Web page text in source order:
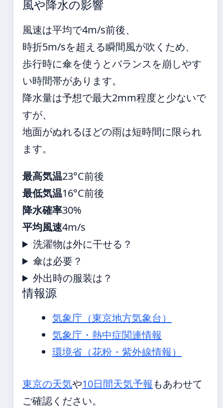
風や降水の影響
風速は平均で4m/s前後、
時折5m/sを超える瞬間風が吹くため、
歩行時に傘を使うとバランスを崩しやす
い時間帯があります。
降水量は予想で最大2mm程度と少ないで
すが、
地面がぬれるほどの雨は短時間に限られ
ます。
最高気温23°C前後
最低気温16°C前後
降水確率30%
平均風速4m/s
洗濯物は外に干せる？
傘は必要？
外出時の服装は？
情報源
気象庁（東京地方気象台）
気象庁・熱中症関連情報
環境省（花粉・紫外線情報）
東京の天気や10日間天気予報もあわせて
ご確認ください。